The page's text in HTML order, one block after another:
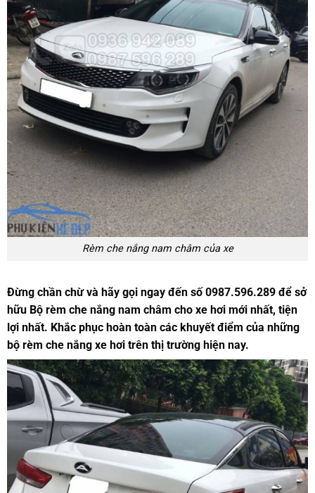
Rèm che nắng nam châm của xe
Đừng chần chừ và hãy gọi ngay đến số 0987.596.289 để sở
hữu Bộ rèm che nắng nam châm cho xe hơi mới nhất, tiện
lợi nhất. Khắc phục hoàn toàn các khuyết điểm của những
bộ rèm che nắng xe hơi trên thị trường hiện nay.